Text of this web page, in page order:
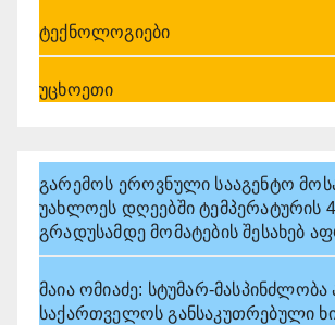
ტექნოლოგიები
უცხოეთი
გარემოს ეროვნული სააგენტო
უახლოეს დღეებში ტემპერატურის
გრადუსამდე მომატების შესახებ
მაია ომიაძე: სტუმარ-მასპინძლობა
საქართველოს განსაკუთრებული